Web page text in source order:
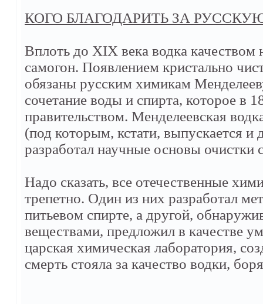
КОГО БЛАГОДАРИТЬ ЗА
Вплоть до XIX века водка качеством
самогон. Появлением кристально
обязаны русским химикам
сочетание воды и спирта, которое в
правительством. Менделеевская
(под которым, кстати, выпускается
разработал научные основы очистки
Надо сказать, все отечественные
трепетно. Один из них разработал
питьевом спирте, а другой,
веществами, предложил в качестве
царская химическая лаборатория,
смерть стояла за качество водки,